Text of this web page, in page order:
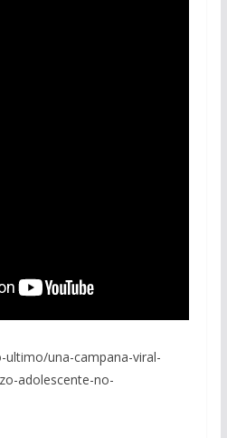
una-campana-viral-
adolescente-no-